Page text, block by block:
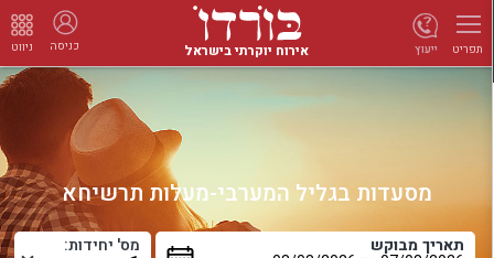
תפריט אירוח יוקרתי בישראל כניסה ניווט ייעוץ
מסעדות בגליל המערבי-מעלות תרשיחא
תאריך מבוקש מס' יחידות: